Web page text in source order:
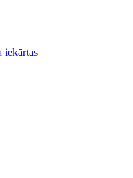
iekārtas